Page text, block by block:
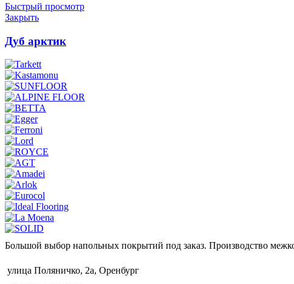
Быстрый просмотр
Закрыть
Дуб арктик
Большой выбор напольных покрытий под заказ. Производство
улица Поляничко, 2а, Оренбург